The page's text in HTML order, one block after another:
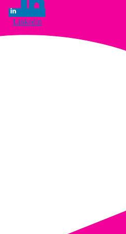
Linkedin